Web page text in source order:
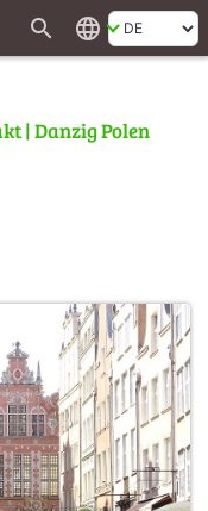
search language
| Danzig Polen